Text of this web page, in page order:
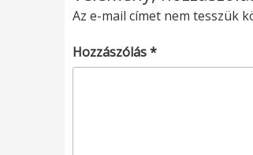
Az e-mail címet nem tesszük
Hozzászólás*